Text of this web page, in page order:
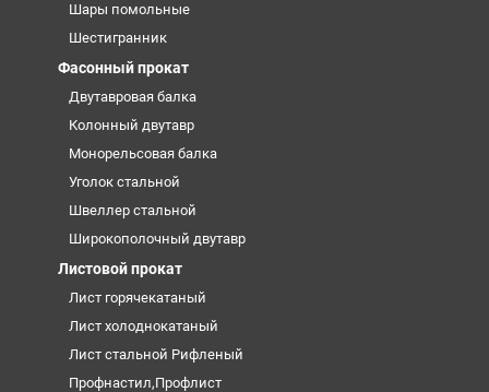
Шары помольные
Шестигранник
Фасонный прокат
Двутавровая балка
Колонный двутавр
Монорельсовая балка
Уголок стальной
Швеллер стальной
Широкополочный двутавр
Листовой прокат
Лист горячекатаный
Лист холоднокатаный
Лист стальной Рифленый
Профнастил,Профлист